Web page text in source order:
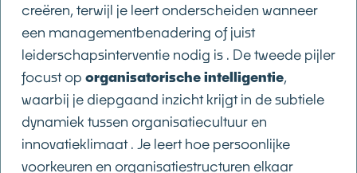
creëren, terwijl je leert onderscheiden wanneer
een managementbenadering of juist
leiderschapsinterventie nodig is . De tweede pijler
focust op organisatorische intelligentie,
waarbij je diepgaand inzicht krijgt in de subtiele
dynamiek tussen organisatiecultuur en
innovatieklimaat . Je leert hoe persoonlijke
voorkeuren en organisatiestructuren elkaar